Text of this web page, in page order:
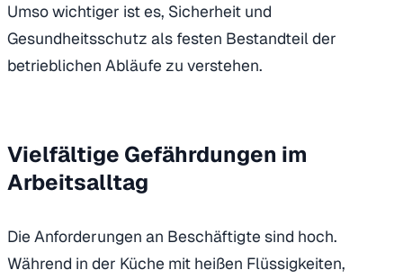
Umso wichtiger ist es, Sicherheit und
Gesundheitsschutz als festen Bestandteil der
betrieblichen Abläufe zu verstehen.
Vielfältige Gefährdungen im
Arbeitsalltag
Die Anforderungen an Beschäftigte sind hoch.
Während in der Küche mit heißen Flüssigkeiten,